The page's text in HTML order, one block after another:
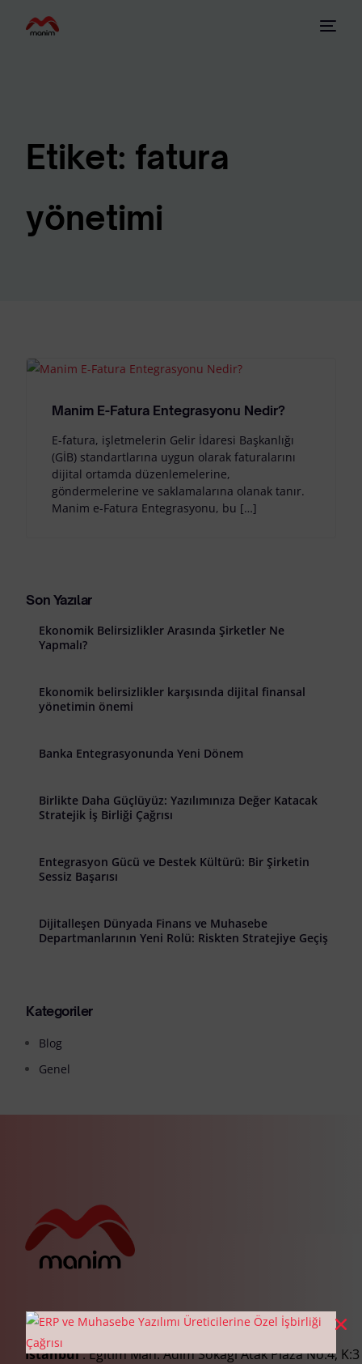
Etiket: fatura
yönetimi
Manim E-Fatura Entegrasyonu Nedir?
E-fatura, işletmelerin Gelir İdaresi Başkanlığı
(GİB) standartlarına uygun olarak faturalarını
dijital ortamda düzenlemelerine,
göndermelerine ve saklamalarına olanak tanır.
Manim e-Fatura Entegrasyonu, bu […]
Son Yazılar
Ekonomik Belirsizlikler Arasında Şirketler Ne
Yapmalı?
Ekonomik belirsizlikler karşısında dijital finansal
yönetimin önemi
Banka Entegrasyonunda Yeni Dönem
Birlikte Daha Güçlüyüz: Yazılımınıza Değer Katacak
Stratejik İş Birliği Çağrısı
Entegrasyon Gücü ve Destek Kültürü: Bir Şirketin
Sessiz Başarısı
Dijitalleşen Dünyada Finans ve Muhasebe
Departmanlarının Yeni Rolü: Riskten Stratejiye Geçiş
Kategoriler
Blog
Genel
İstanbul: Eğitim Mah. Adım Sokağı Atak Plaza No:4,